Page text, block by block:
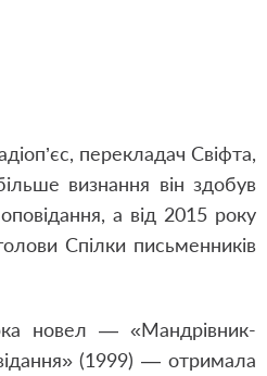
перекладач Свіфта,
визнання він здобув
а від 2015 року
Спілки письменників
новел — «Мандрівник-
(1999) — отримала